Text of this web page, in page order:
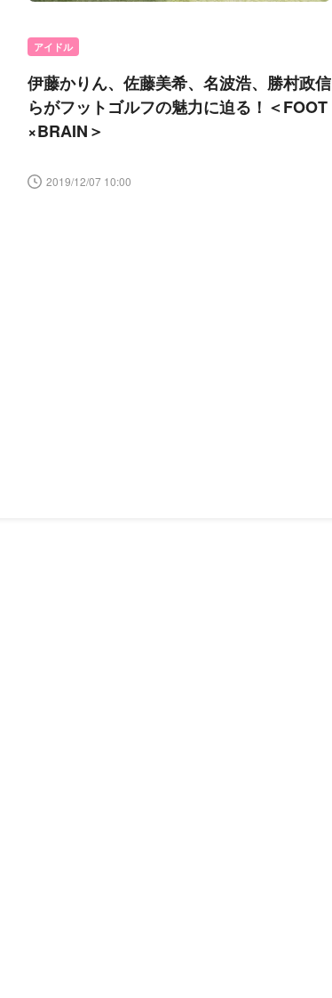
アイドル
伊藤かりん、佐藤美希、名波浩、勝村政信
らがフットゴルフの魅力に迫る！＜FOOT
×BRAIN＞
2019/12/07 10:00